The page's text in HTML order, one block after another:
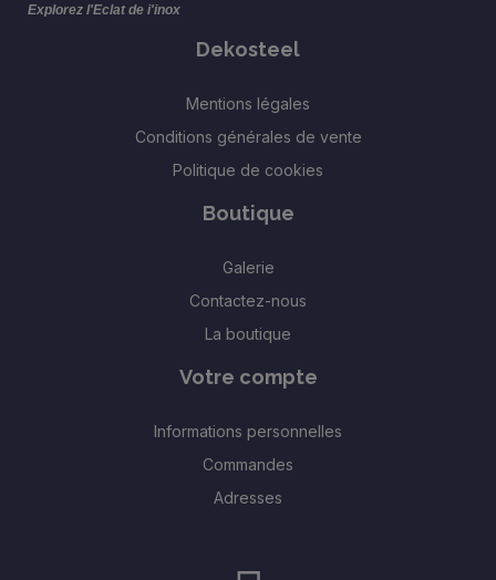
Explorez l'Eclat de i'inox
Dekosteel
Mentions légales
Conditions générales de vente
Politique de cookies
Boutique
Galerie
Contactez-nous
La boutique
Votre compte
Informations personnelles
Commandes
Adresses